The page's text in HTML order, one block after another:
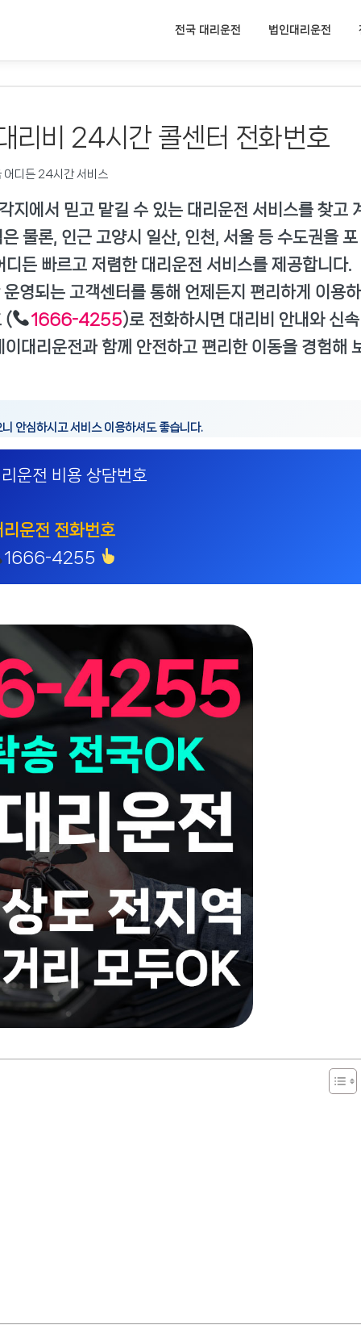
전국 대리운전 법인대리운전
리비 24시간 콜센터 전화번호
어디든 24시간 서비스
지에서 믿고 맡길 수 있는 대리운전 서비스를 찾고 계
물론, 인근 고양시 일산, 인천, 서울 등 수도권을 포
든 빠르고 저렴한 대리운전 서비스를 제공합니다.
영되는 고객센터를 통해 언제든지 편리하게 이용하
(
1666-4255)로 전화하시면 대리비 안내와 신속
대리운전과 함께 안전하고 편리한 이동을 경험해
안심하시고 서비스 이용하셔도 좋습니다.
운전 비용 상담번호
리운전 전화번호
1666-4255